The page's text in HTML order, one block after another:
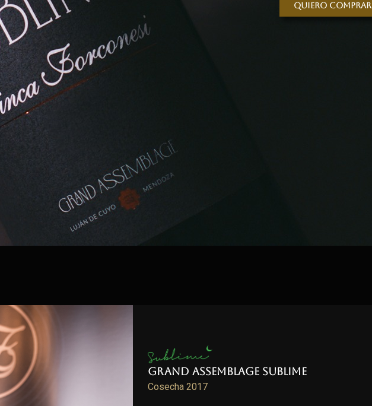
Quiero comprar
Grand Assemblage Sublime
Cosecha 2017